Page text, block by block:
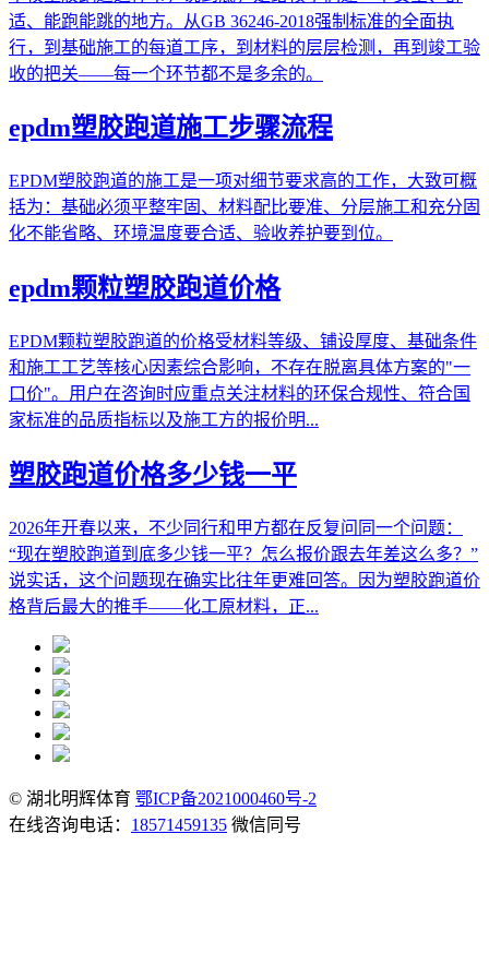
适、能跑能跳的地方。从GB 36246-2018强制标准的全面执
行，到基础施工的每道工序，到材料的层层检测，再到竣工验
收的把关——每一个环节都不是多余的。
epdm塑胶跑道施工步骤流程
EPDM塑胶跑道的施工是一项对细节要求高的工作，大致可概
括为：基础必须平整牢固、材料配比要准、分层施工和充分固
化不能省略、环境温度要合适、验收养护要到位。
epdm颗粒塑胶跑道价格
EPDM颗粒塑胶跑道的价格受材料等级、铺设厚度、基础条件
和施工工艺等核心因素综合影响，不存在脱离具体方案的"一
口价"。用户在咨询时应重点关注材料的环保合规性、符合国
家标准的品质指标以及施工方的报价明...
塑胶跑道价格多少钱一平
2026年开春以来，不少同行和甲方都在反复问同一个问题：
“现在塑胶跑道到底多少钱一平？怎么报价跟去年差这么多？”
说实话，这个问题现在确实比往年更难回答。因为塑胶跑道价
格背后最大的推手——化工原材料，正...
© 湖北明辉体育 鄂ICP备2021000460号-2
在线咨询电话： 18571459135 微信同号